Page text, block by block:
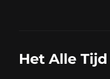
Het Alle